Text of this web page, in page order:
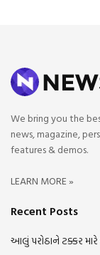
We bring you the
news, magazine,
features & demos.
LEARN MORE »
Recent Posts
આલું પરોઠાને ટક્કર મારે